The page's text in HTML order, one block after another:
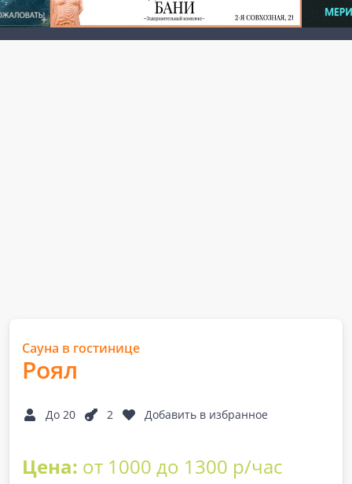
Сауна в гостинице
Роял
До 20 2 Добавить в избранное
Цена: от 1000 до 1300 р/час